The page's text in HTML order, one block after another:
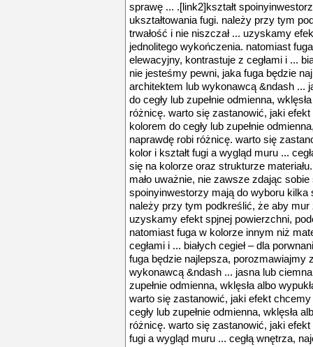
sprawę ... .[link2]kształt
ukształtowania fugi. należy przy tym
trwałość i nie niszczał ... uzyskamy
jednolitego wykończenia. natomiast
elewacyjny, kontrastuje z cegłami i ...
nie jesteśmy pewni, jaka fuga będzie
architektem lub wykonawcą &ndash ...
do cegły lub zupełnie odmienna,
różnicę. warto się zastanowić, jaki
kolorem do cegły lub zupełnie
naprawdę robi różnicę. warto się
kolor i kształt fugi a wygląd muru ...
się na kolorze oraz strukturze
mało uważnie, nie zawsze zdając
spoinyinwestorzy mają do wyboru kilka
należy przy tym podkreślić, że aby mur
uzyskamy efekt spjnej powierzchni,
natomiast fuga w kolorze innym niż
cegłami i ... białych cegieł – dla
fuga będzie najlepsza, porozmawiajmy
wykonawcą &ndash ... jasna lub
zupełnie odmienna, wklęsła albo
warto się zastanowić, jaki efekt
cegły lub zupełnie odmienna, wklęsła
różnicę. warto się zastanowić, jaki
fugi a wygląd muru ... cegłą wnętrza,